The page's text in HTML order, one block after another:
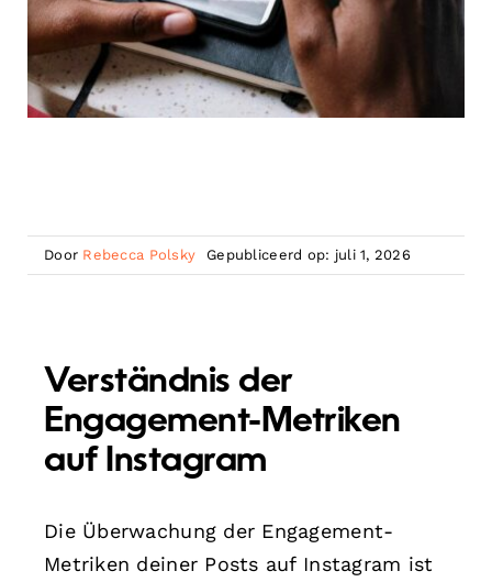
Door Rebecca Polsky Gepubliceerd op: juli 1, 2026
Verständnis der
Engagement-Metriken
auf Instagram
Die Überwachung der Engagement-
Metriken deiner Posts auf Instagram ist